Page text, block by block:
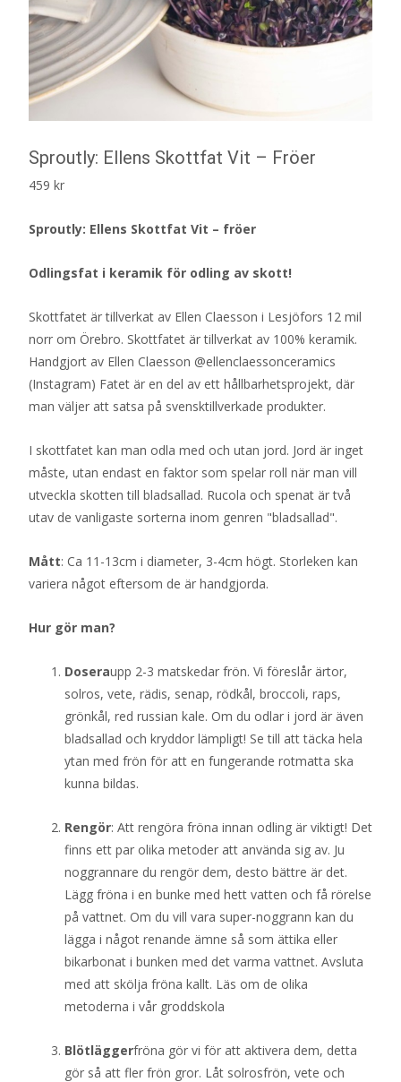
Sproutly: Ellens Skottfat Vit – Fröer
459 kr
Sproutly: Ellens Skottfat Vit – fröer
Odlingsfat i keramik för odling av skott!
Skottfatet är tillverkat av Ellen Claesson i Lesjöfors 12 mil
norr om Örebro. Skottfatet är tillverkat av 100% keramik.
Handgjort av Ellen Claesson @ellenclaessonceramics
(Instagram) Fatet är en del av ett hållbarhetsprojekt, där
man väljer att satsa på svensktillverkade produkter.
I skottfatet kan man odla med och utan jord. Jord är inget
måste, utan endast en faktor som spelar roll när man vill
utveckla skotten till bladsallad. Rucola och spenat är två
utav de vanligaste sorterna inom genren "bladsallad".
Mått: Ca 11-13cm i diameter, 3-4cm högt. Storleken kan
variera något eftersom de är handgjorda.
Hur gör man?
Doseraupp 2-3 matskedar frön. Vi föreslår ärtor,
solros, vete, rädis, senap, rödkål, broccoli, raps,
grönkål, red russian kale. Om du odlar i jord är även
bladsallad och kryddor lämpligt! Se till att täcka hela
ytan med frön för att en fungerande rotmatta ska
kunna bildas.
Rengör: Att rengöra fröna innan odling är viktigt! Det
finns ett par olika metoder att använda sig av. Ju
noggrannare du rengör dem, desto bättre är det.
Lägg fröna i en bunke med hett vatten och få rörelse
på vattnet. Om du vill vara super-noggrann kan du
lägga i något renande ämne så som ättika eller
bikarbonat i bunken med det varma vattnet. Avsluta
med att skölja fröna kallt. Läs om de olika
metoderna i vår groddskola
Blötläggerfröna gör vi för att aktivera dem, detta
gör så att fler frön gror. Låt solrosfrön, vete och